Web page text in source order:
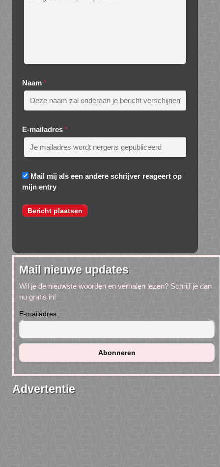
Naam *
E-mailadres *
Mail mij als een andere schrijver reageert op
mijn entry
Mail nieuwe updates
Wil je de nieuwste woorden en verhalen lezen? Schrijf je dan
nu gratis in!
E-mailadres
Advertentie